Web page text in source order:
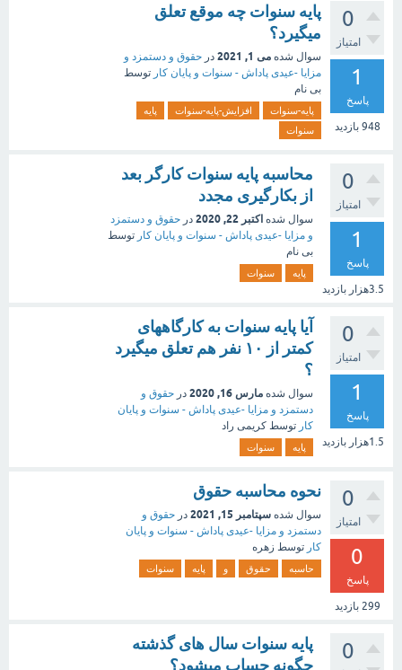
0
امتیاز
1
پاسخ
948 بازدید
پایه سنوات چه موقع تعلق
میگیرد؟
سوال شده می 1, 2021 در حقوق و دستمزد و
مزایا -عیدی پاداش - سنوات و پایان کار توسط
بی نام
پایه-سنوات افزایش-پایه-سنوات
پایه
سنوات
0
امتیاز
1
پاسخ
3.5هزار بازدید
محاسبه پایه سنوات کارگر بعد
از بکارگیری مجدد
سوال شده اکتبر 22, 2020 در حقوق و دستمزد
و مزایا -عیدی پاداش - سنوات و پایان کار توسط
بی نام
پایه سنوات
0
امتیاز
1
پاسخ
1.5هزار بازدید
آیا پایه سنوات به کارگاههای
کمتر از ۱۰ نفر هم تعلق میگیرد
؟
سوال شده مارس 16, 2020 در حقوق و
دستمزد و مزایا -عیدی پاداش - سنوات و پایان
کار توسط کریمی راد
پایه سنوات
0
امتیاز
0
پاسخ
299 بازدید
نحوه محاسبه حقوق
سوال شده سپتامبر 15, 2021 در حقوق و
دستمزد و مزایا -عیدی پاداش - سنوات و پایان
کار توسط زهره
حاسبه حقوق و پایه سنوات
0
پایه سنوات سال های گذشته
چگونه حساب میشود؟